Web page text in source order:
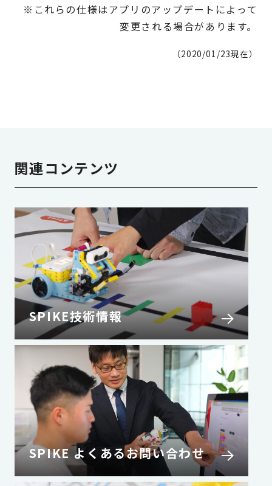
※これらの仕様はアプリのアップデートによって
変更される場合があります。
（2020/01/23現在）
関連コンテンツ
SPIKE技術情報
SPIKE よくあるお問い合わせ